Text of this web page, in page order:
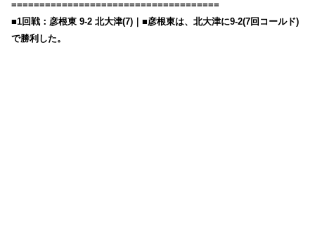
=====================================
■1回戦：彦根東 9-2 北大津(7)｜■彦根東は、北大津に9-2(7回コールド)
で勝利した。